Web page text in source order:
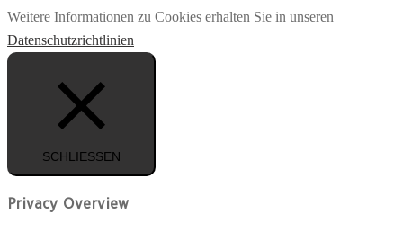
Weitere Informationen zu Cookies erhalten Sie in unseren
Datenschutzrichtlinien
SCHLIESSEN
Privacy Overview